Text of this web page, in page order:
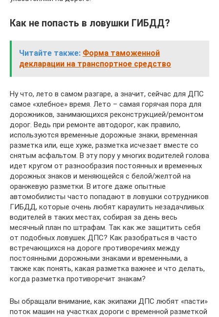
Как не попасть в ловушки ГИБДД?
Читайте также: Форма таможенной
декларации на транспортное средство
Ну что, лето в самом разгаре, а значит, сейчас для ДПС
самое «хлебное» время. Лето – самая горячая пора для
дорожников, занимающихся реконструкцией/ремонтом
дорог. Ведь при ремонте автодорог, как правило,
используются временные дорожные знаки, временная
разметка или, еще хуже, разметка исчезает вместе со
снятым асфальтом. В эту пору у многих водителей голова
идет кругом от разнообразия постоянных и временных
дорожных знаков и меняющейся с белой/желтой на
оранжевую разметки. В итоге даже опытные
автомобилисты часто попадают в ловушки сотрудников
ГИБДД, которые очень любят караулить незадачливых
водителей в таких местах, собирая за день весь
месячный план по штрафам. Так как же защитить себя
от подобных ловушек ДПС? Как разобраться в часто
встречающихся на дороге противоречиях между
постоянными дорожными знаками и временными, а
также как понять, какая разметка важнее и что делать,
когда разметка противоречит знакам?
Вы обращали внимание, как экипажи ДПС любят «пасти»
поток машин на участках дороги с временной разметкой